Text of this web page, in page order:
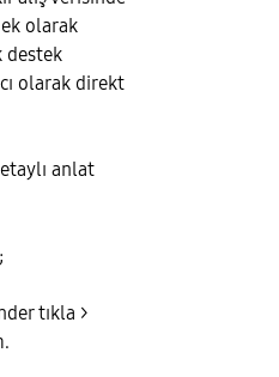
olarak
destek
olarak direkt
anlat
tıkla >